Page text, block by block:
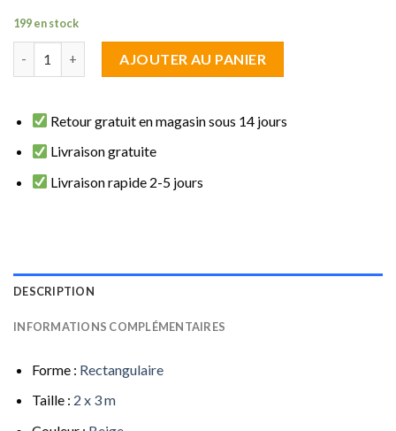
199 en stock
AJOUTER AU PANIER
Retour gratuit en magasin sous 14 jours
Livraison gratuite
Livraison rapide 2-5 jours
DESCRIPTION
INFORMATIONS COMPLÉMENTAIRES
Forme : Rectangulaire
Taille : 2 x 3 m